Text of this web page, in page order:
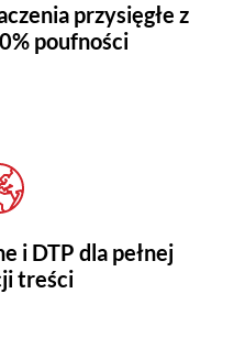
przysięgłe z
poufności
i DTP dla pełnej
treści